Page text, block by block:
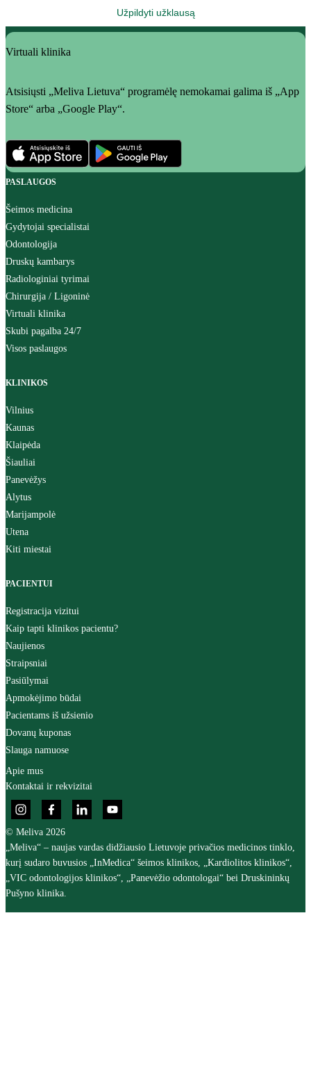
Užpildyti užklausą
Virtuali klinika
Atsisiųsti „Meliva Lietuva“ programėlę nemokamai galima iš „App
Store“ arba „Google Play“.
PASLAUGOS
Šeimos medicina
Gydytojai specialistai
Odontologija
Druskų kambarys
Radiologiniai tyrimai
Chirurgija / Ligoninė
Virtuali klinika
Skubi pagalba 24/7
Visos paslaugos
KLINIKOS
Vilnius
Kaunas
Klaipėda
Šiauliai
Panevėžys
Alytus
Marijampolė
Utena
Kiti miestai
PACIENTUI
Registracija vizitui
Kaip tapti klinikos pacientu?
Naujienos
Straipsniai
Pasiūlymai
Apmokėjimo būdai
Pacientams iš užsienio
Dovanų kuponas
Slauga namuose
Apie mus
Kontaktai ir rekvizitai
© Meliva 2026
„Meliva“ – naujas vardas didžiausio Lietuvoje privačios medicinos tinklo,
kurį sudaro buvusios „InMedica“ šeimos klinikos, „Kardiolitos klinikos“,
„VIC odontologijos klinikos“, „Panevėžio odontologai“ bei Druskininkų
Pušyno klinika.